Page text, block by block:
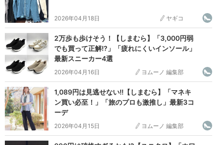
2026年04月18日 ヤギコ
2万歩も歩けそう！【しまむら】「3,000円弱
でも買って正解!?」「疲れにくいインソール」
最新スニーカー4選
2026年04月16日 ヨムーノ 編集部
1,089円は見逃せない!!【しまむら】「マネキ
ン買い必至！」「旅のプロも激推し」最新3コ
ーデ
2026年04月15日 ヨムーノ 編集部